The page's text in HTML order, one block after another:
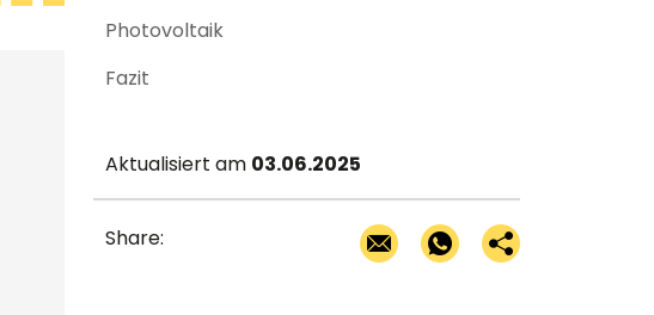
Photovoltaik
Fazit
Aktualisiert am 03.06.2025
Share: